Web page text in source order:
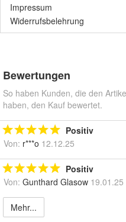
Impressum
Widerrufsbelehrung
Bewertungen
So haben Kunden, die den
haben, den Kauf bewertet.
Positiv
Von: r***o 12.12.25
Positiv
Von: Gunthard Glasow 19.01.25
Mehr...